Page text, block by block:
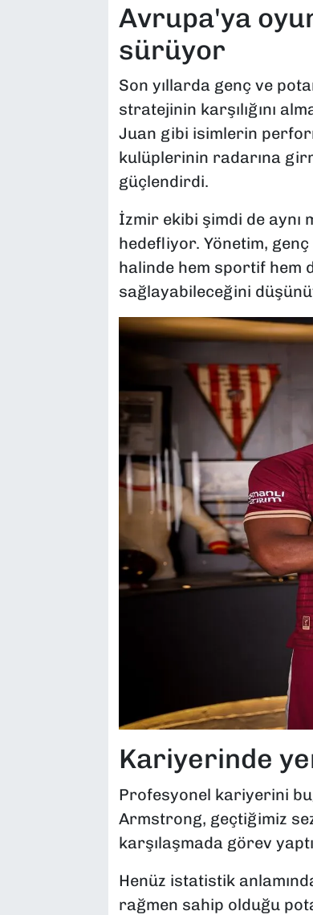
Avrupa'ya
sürüyor
Son yıllarda genç ve
stratejinin karşılığını
Juan gibi isimlerin
kulüplerinin radarına
güçlendirdi.
İzmir ekibi şimdi de aynı
hedefliyor. Yönetim,
halinde hem sportif hem
sağlayabileceğini
Kariyerinde
Profesyonel kariyerini
Armstrong, geçtiğimiz
karşılaşmada görev
Henüz istatistik
rağmen sahip olduğu